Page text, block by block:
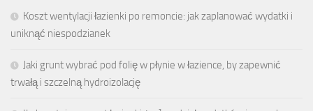
Koszt wentylacji łazienki po remoncie: jak zaplanować wydatki i
uniknąć niespodzianek
Jaki grunt wybrać pod folię w płynie w łazience, by zapewnić
trwałą i szczelną hydroizolację